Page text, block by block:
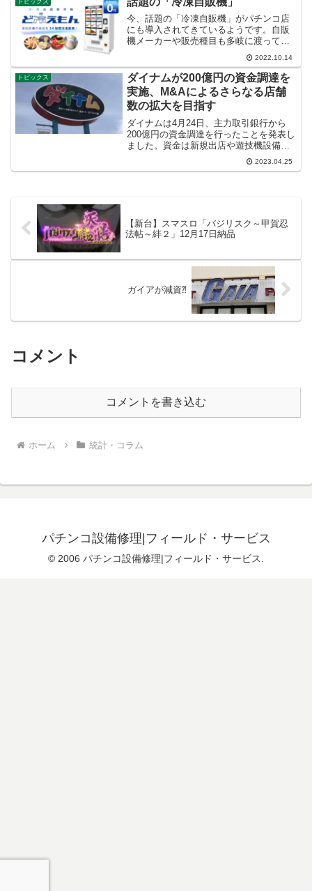
の角度ゲージでの確認...
トピックス
今、話題の「冷凍自販機」がパチンコ店
にも導入されてきているようです。自販
機メーカーや販売種目も多岐に渡ってお
り、一般的な餃子や精肉などテイクアウ
ト製品やその場で食べれるパスタや焼き
そば、ラーメンなどが販売できるようで
す。基本的には24時間稼...
2022.10.14
トピックス
ダイナムが200億円の資金調達を
実施、M&Aによるさらなる店舗
数の拡大を目指す
ダイナムは4月24日、主力取引銀行から
200億円の資金調達を行ったことを発表し
ました。資金は新規出店や遊技機設備投
資などに使用するとともに、M&Aによる
店舗取得や既存店舗のリニューアルで収
2023.04.25
【新台】スマスロ「バジリスク～甲賀忍
法帖～絆２」12月17日納品
ガイアが減資⁈
コメント
コメントを書き込む
ホーム 統計・コラム
パチンコ設備修理|フィールド・サービス
© 2006 パチンコ設備修理|フィールド・サービス.